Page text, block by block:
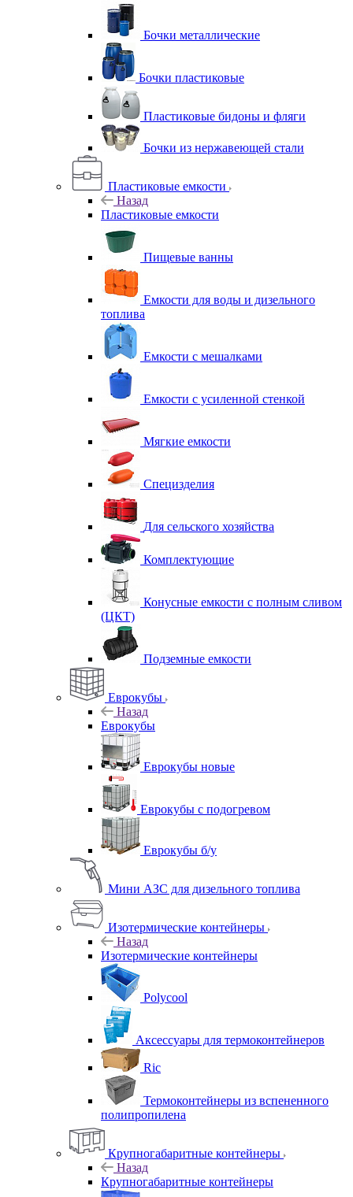
Бочки металлические
Бочки пластиковые
Пластиковые бидоны и фляги
Бочки из нержавеющей стали
Пластиковые емкости
Назад
Пластиковые емкости
Пищевые ванны
Емкости для воды и дизельного
топлива
Емкости с мешалками
Емкости с усиленной стенкой
Мягкие емкости
Специзделия
Для сельского хозяйства
Комплектующие
Конусные емкости с полным сливом
(ЦКТ)
Подземные емкости
Еврокубы
Назад
Еврокубы
Еврокубы новые
Еврокубы с подогревом
Еврокубы б/у
Мини АЗС для дизельного топлива
Изотермические контейнеры
Назад
Изотермические контейнеры
Polycool
Аксессуары для термоконтейнеров
Ric
Термоконтейнеры из вспененного
полипропилена
Крупногабаритные контейнеры
Назад
Крупногабаритные контейнеры